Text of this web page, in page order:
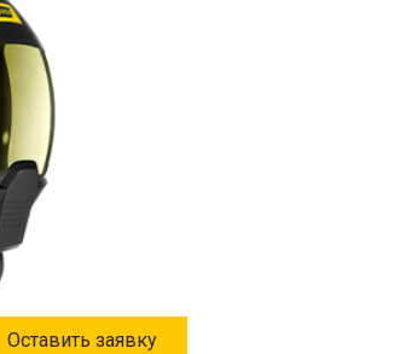
Оставить заявку